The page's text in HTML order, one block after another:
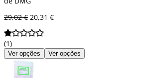
29,02 € 20,31 €
(1)
Ver opções Ver opções